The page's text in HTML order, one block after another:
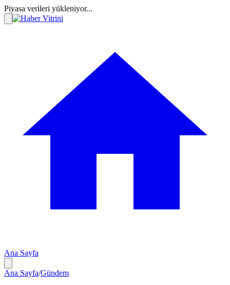
Piyasa verileri yükleniyor...
Ana Sayfa
Ana Sayfa/Gündem